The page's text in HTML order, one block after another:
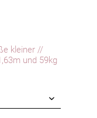
kleiner //
und 59kg